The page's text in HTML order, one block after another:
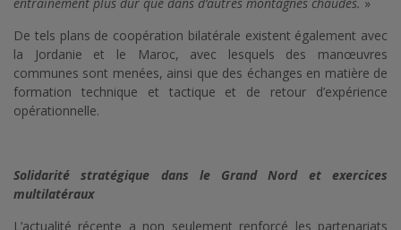
De tels plans de coopération bilatérale existent également avec
la Jordanie et le Maroc, avec lesquels des manœuvres
communes sont menées, ainsi que des échanges en matière de
formation technique et tactique et de retour d’expérience
opérationnelle.
Solidarité stratégique dans le Grand Nord et exercices
multilatéraux
L’actualité récente a non seulement renforcé les partenariats